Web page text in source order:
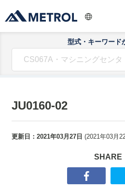
型式・キーワード
JU0160-02
更新日： 2021年03月27日 (2021年03月
SHARE